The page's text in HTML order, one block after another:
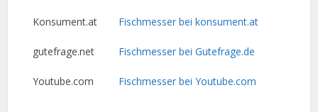
Konsument.at Fischmesser bei konsument.at
gutefrage.net Fischmesser bei Gutefrage.de
Youtube.com Fischmesser bei Youtube.com